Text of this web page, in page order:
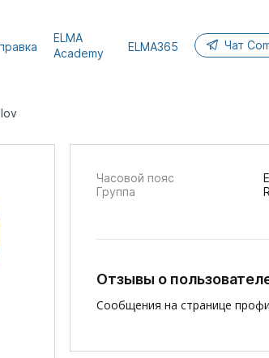
ELMA
Academy
ELMA365 Чат
Часовой пояс
Группа
Отзывы о
Сообщения на странице